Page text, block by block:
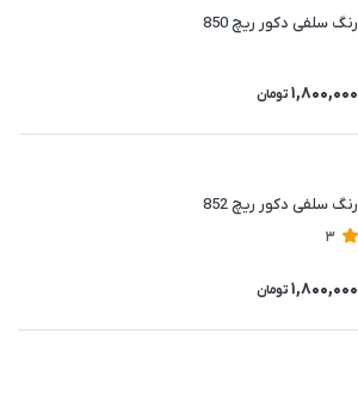
رنگ سلفی دکور ریچ 850
1,800,000 تومان
رنگ سلفی دکور ریچ 852
3
1,800,000 تومان